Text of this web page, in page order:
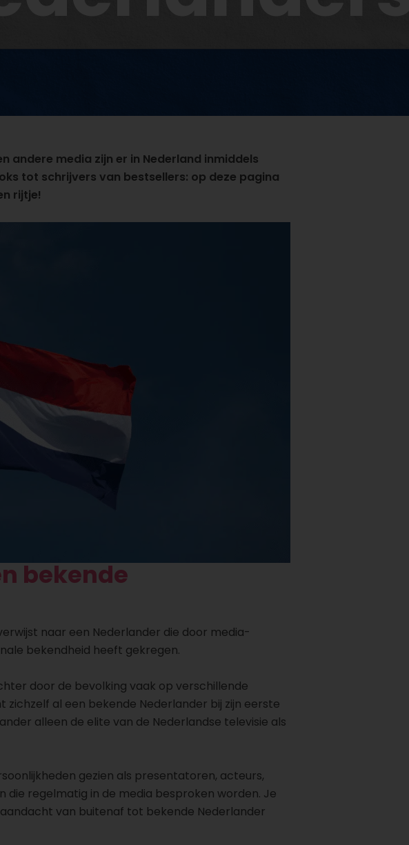
andere media zijn er in Nederland inmiddels
tot schrijvers van bestsellers: op deze pagina
rijtje!
bekende
naar een Nederlander die door media-
bekendheid heeft gekregen.
door de bevolking vaak op verschillende
al een bekende Nederlander bij zijn eerste
alleen de elite van de Nederlandse televisie als
gezien als presentatoren, acteurs,
die regelmatig in de media besproken worden. Je
van buitenaf tot bekende Nederlander